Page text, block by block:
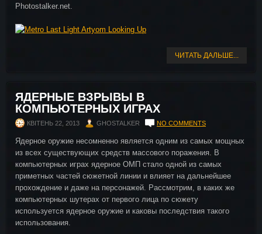
Photostalker.net.
ЧИТАТЬ ДАЛЬШЕ...
ЯДЕРНЫЕ ВЗРЫВЫ В
КОМПЬЮТЕРНЫХ ИГРАХ
КВІТЕНЬ 22, 2013 GHOSTALKER NO COMMENTS
Ядерное оружие несомненно является одним из самых мощных
из всех существующих средств массового поражения. В
компьютерных играх ядерное ОМП стало одной из самых
приметных частей сюжетной линии и влияет на дальнейшее
прохождение и даже на персонажей. Рассмотрим, в каких же
компьютерных шутерах от первого лица по сюжету
используется ядерное оружие и каковы последствия такого
использования.